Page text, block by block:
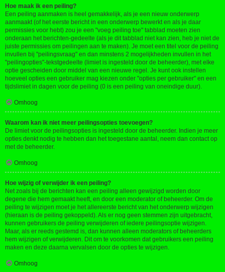
Hoe maak ik een peiling?
Een peiling aanmaken is heel gemakkelijk, als je een nieuw onderwerp
aanmaakt (of het eerste bericht in een onderwerp bewerkt en als je daar
permissies voor hebt) zou je een "voeg peiling toe" tabblad moeten zien
onderaan het berichten-gedeelte (als je dit tabblad niet kan zien, heb je niet de
juiste permissies om peilingen aan te maken). Je moet een titel voor de peiling
invullen bij "peilingsvraag" en dan minstens 2 mogelijkheden invullen in het
"peilingopties"-tekstgedeelte (limiet is ingesteld door de beheerder), met elke
optie gescheiden door middel van een nieuwe regel. Je kunt ook instellen
hoeveel opties een gebruiker mag kiezen onder "opties per gebruiker" en een
tijdslimiet in dagen voor de peiling (0 is een peiling van oneindige duur).
Omhoog
Waarom kan ik niet meer peilingsopties toevoegen?
De limiet voor de peilingsopties is ingesteld door de beheerder. Indien je meer
opties denkt nodig te hebben dan het toegestane aantal, neem dan contact op
met de beheerder.
Omhoog
Hoe wijzig of verwijder ik een peiling?
Net zoals bij de berichten kan een peiling alleen gewijzigd worden door
degene die hem gemaakt heeft, en door een moderator of beheerder. Om de
peiling te wijzigen moet je het allereerste bericht van het onderwerp wijzigen
(hieraan is de peiling gekoppeld). Als er nog geen stemmen zijn uitgebracht,
kunnen gebruikers de peiling verwijderen of iedere peilingsoptie wijzigen.
Maar, als er reeds gestemd is, dan kunnen alleen moderators of beheerders
hem wijzigen of verwijderen. Dit om te voorkomen dat gebruikers een peiling
maken en deze daarna vervalsen door de opties te wijzigen.
Omhoog